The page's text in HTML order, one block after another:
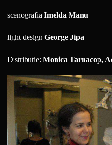
scenografia Imelda Manu
light design George Jipa
Distributie: Monica Tarnacop,